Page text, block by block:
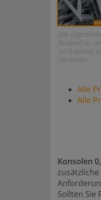
Die
Beispiel zu
im Angebot
Hersteller.
Alle
Alle
Konsolen
Sollten Sie